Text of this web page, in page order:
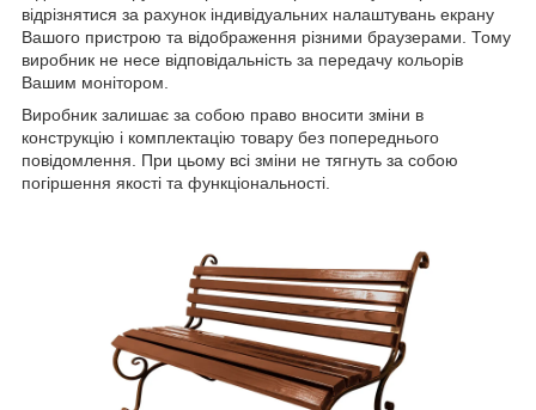
відрізнятися за рахунок індивідуальних налаштувань екрану
Вашого пристрою та відображення різними браузерами. Тому
виробник не несе відповідальність за передачу кольорів
Вашим монітором.
Виробник залишає за собою право вносити зміни в
конструкцію і комплектацію товару без попереднього
повідомлення. При цьому всі зміни не тягнуть за собою
погіршення якості та функціональності.